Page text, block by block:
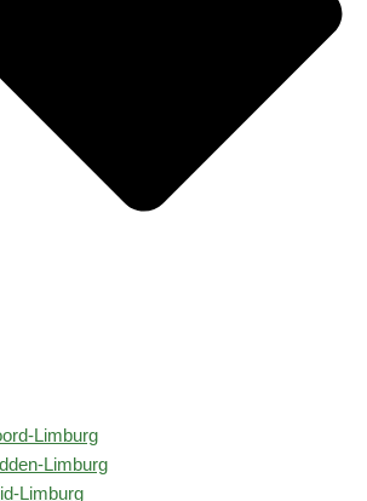
Limburg
Limburg
Limburg